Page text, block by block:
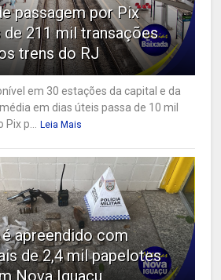
passagem por Pix
211 mil transações
trens do RJ
em 30 estações da capital e da
em dias úteis passa de 10 mil
Pix p... Leia Mais
apreendido com
de 2,4 mil papelotes